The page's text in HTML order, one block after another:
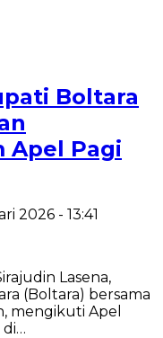
Boltara
Apel Pagi
2026 - 13:41
Lasena,
(Boltara) bersama
mengikuti Apel
di…